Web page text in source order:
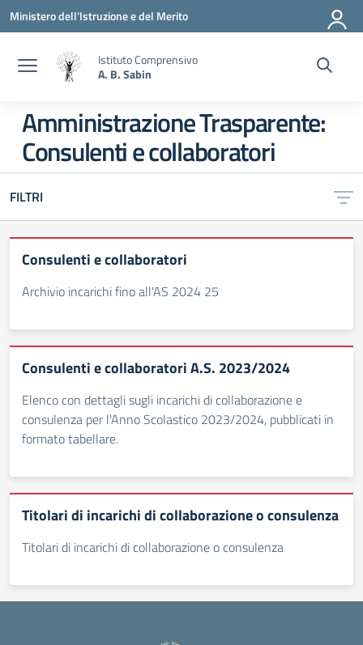
Vai ai contenuti
Vai al menu di navigazione
Vai al footer
Ministero dell'Istruzione e del Merito
Istituto Comprensivo
A. B. Sabin
Amministrazione Trasparente:
Consulenti e collaboratori
FILTRI
Consulenti e collaboratori
Archivio incarichi fino all'AS 2024 25
Consulenti e collaboratori A.S. 2023/2024
Elenco con dettagli sugli incarichi di collaborazione e
consulenza per l'Anno Scolastico 2023/2024, pubblicati in
formato tabellare.
Titolari di incarichi di collaborazione o consulenza
Titolari di incarichi di collaborazione o consulenza